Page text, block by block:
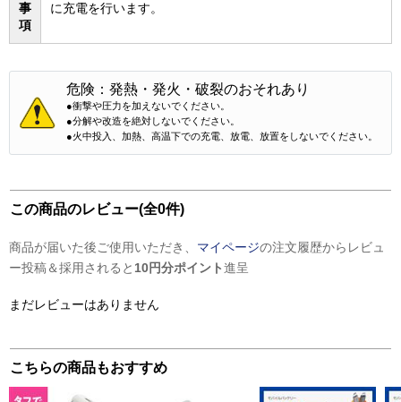
事
項
に充電を行います。
危険：発熱・発火・破裂のおそれあり
●衝撃や圧力を加えないでください。
●分解や改造を絶対しないでください。
●火中投入、加熱、高温下での充電、放電、放置をしないでください。
この商品のレビュー(全0件)
商品が届いた後ご使用いただき、 マイページの注文履歴からレビュ
ー投稿＆採用されると 10円分ポイント進呈
まだレビューはありません
こちらの商品もおすすめ